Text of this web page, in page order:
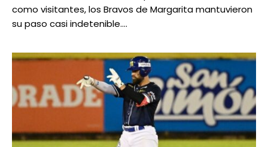
como visitantes, los Bravos de Margarita mantuvieron
su paso casi indetenible.…